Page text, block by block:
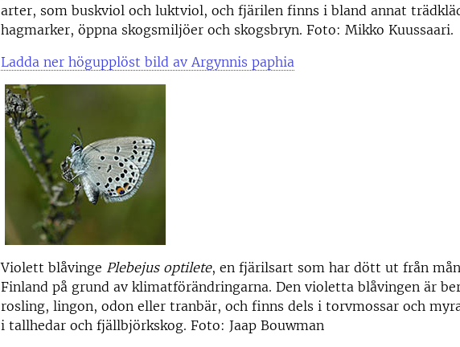
arter, som buskviol och luktviol, och fjärilen finns i bland annat
hagmarker, öppna skogsmiljöer och skogsbryn. Foto: Mikko Kuussaari.
Ladda ner högupplöst bild av Argynnis paphia
Violett blåvinge Plebejus optilete, en fjärilsart som har dött ut från
Finland på grund av klimatförändringarna. Den violetta blåvingen är
rosling, lingon, odon eller tranbär, och finns dels i torvmossar och
i tallhedar och fjällbjörkskog. Foto: Jaap Bouwman